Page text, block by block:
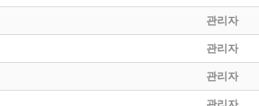
관리자
관리자
관리자